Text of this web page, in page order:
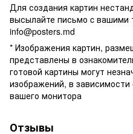
Для создания картин
высылайте письмо c вашими
info@posters.md
* Изображения картин,
представлены в
готовой картины могут
изображений, в
вашего монитора
Отзывы